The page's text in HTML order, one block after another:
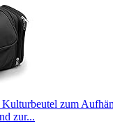
zum
zur...